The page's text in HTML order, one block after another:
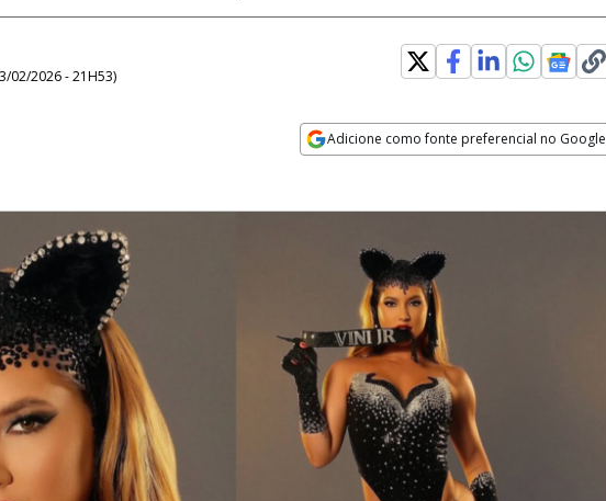
02/2026 - 21H53)
Adicione como fonte preferencial no Google